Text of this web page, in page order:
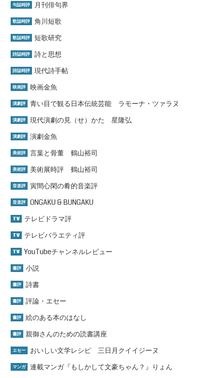
句誌時評 月刊俳句界
歌誌時評 角川短歌
歌誌時評 短歌研究
詩誌時評 詩と思想
詩誌時評 現代詩手帖
映画評 映画金魚
演劇評 青い目で観る日本伝統芸能 ラモーナ・ツァラヌ
演劇評 現代演劇の見（せ）かた 星隆弘
演劇評 演劇金魚
美術評 言葉と骨董 鶴山裕司
美術評 美術展時評 鶴山裕司
音楽評 寅間心閑の肴的音楽評
音楽評 ONGAKU & BUNGAKU
TV テレビドラマ評
TV テレビバラエティ評
TV YouTubeチャンネルレビュー
書評 小説
書評 詩書
書評 評論・エセー
書評 絵のある本のはなし
書評 親御さんのための読書講座
エセー おいしい文学レシピ 三日月クイイジーヌ
マンガ 連載マンガ『もしかして文豪ちゃん？』りょん